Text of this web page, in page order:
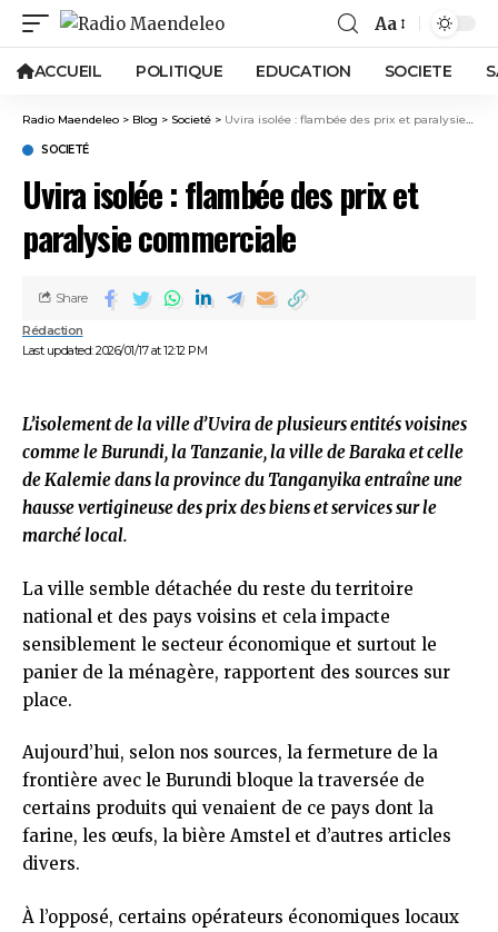
Aa
ACCUEIL POLITIQUE EDUCATION SOCIETE
Radio Maendeleo > Blog > Societé > Uvira isolée : flambée des prix et paralysie commerciale
SOCIETÉ
Uvira isolée : flambée des prix et
paralysie commerciale
Last updated: 2026/01/17 at 12:12 PM
Rédaction
Share
L’isolement de la ville d’Uvira de plusieurs entités voisines
comme le Burundi, la Tanzanie, la ville de Baraka et celle
de Kalemie dans la province du Tanganyika entraîne une
hausse vertigineuse des prix des biens et services sur le
marché local.
La ville semble détachée du reste du territoire
national et des pays voisins et cela impacte
sensiblement le secteur économique et surtout le
panier de la ménagère, rapportent des sources sur
place.
Aujourd’hui, selon nos sources, la fermeture de la
frontière avec le Burundi bloque la traversée de
certains produits qui venaient de ce pays dont la
farine, les œufs, la bière Amstel et d’autres articles
divers.
À l’opposé, certains opérateurs économiques locaux